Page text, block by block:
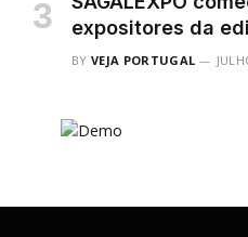
expositores da
BY VEJA PORTUGAL